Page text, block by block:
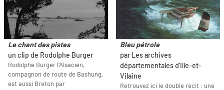
Le chant des pistes
un clip de Rodolphe Burger
Rodolphe Burger l’Alsacien,
compagnon de route de Bashung,
est aussi Breton par
Bleu pétrole
par Les archives
départementales d'Ille-et-
Vilaine
Retrouvez ici le double récit : une